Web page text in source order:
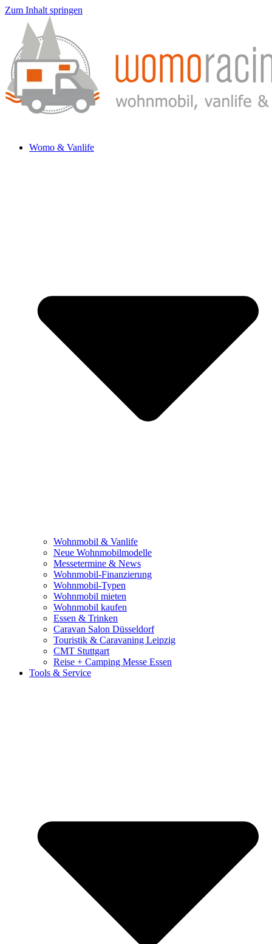
Zum Inhalt springen
Womo & Vanlife
Wohnmobil & Vanlife
Neue Wohnmobilmodelle
Messetermine & News
Wohnmobil-Finanzierung
Wohnmobil-Typen
Wohnmobil mieten
Wohnmobil kaufen
Essen & Trinken
Caravan Salon Düsseldorf
Touristik & Caravaning Leipzig
CMT Stuttgart
Reise + Camping Messe Essen
Tools & Service